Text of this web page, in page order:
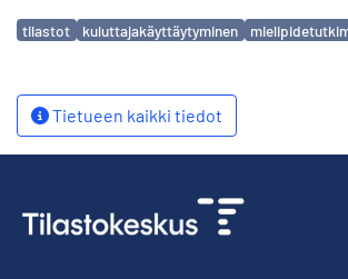
Avainsanat
tilastot kuluttajakäyttäytyminen
Tietueen kaikki tiedot